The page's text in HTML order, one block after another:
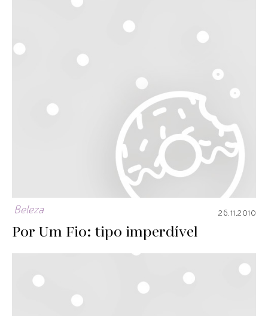
Beleza 26.11.2010
Por Um Fio: tipo imperdível